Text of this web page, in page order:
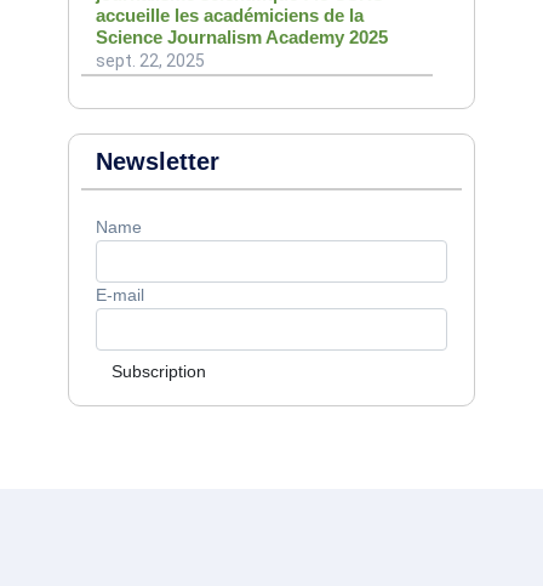
accueille les académiciens de la
Science Journalism Academy 2025
sept. 22, 2025
Newsletter
Name
E-mail
Subscription